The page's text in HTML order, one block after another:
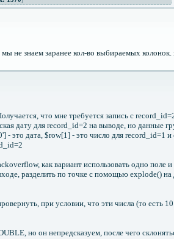
мы не знаем заранее кол-во выбираемых
что мне требуется запись с
дату для record_id=2 на выводе, но данные
- это дата, $row[1] - это число для record_id=1
как вариант использовать одно поле и
разделить по точке с помощью explode() на
при условии, что эти числа (то есть
но он непредсказуем, после чего